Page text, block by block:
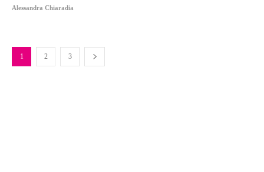
Alessandra Chiaradia
1 2 3